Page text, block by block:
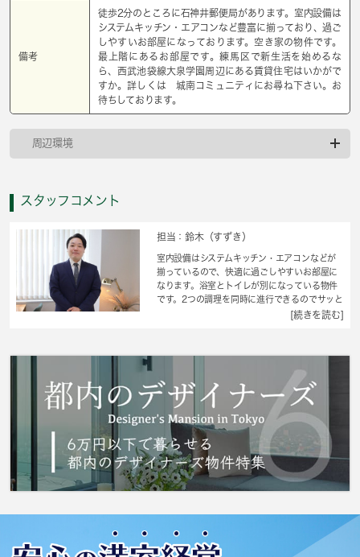
備考
徒歩2分のところに石神井郵便局があります。室内設備は
システムキッチン・エアコンなど豊富に揃っており、過ご
しやすいお部屋になっております。空き家の物件です。
最上階にあるお部屋です。練馬区で新生活を始めるな
ら、西武池袋線大泉学園周辺にある賃貸住宅はいかがで
すか。詳しくは 城南コミュニティにお尋ね下さい。お
待ちしております。
周辺環境
スタッフコメント
担当：鈴木（すずき）
室内設備はシステムキッチン・エアコンなどが
揃っているので、快適に過ごしやすいお部屋に
なります。浴室とトイレが別になっている物件
です。2つの調理を同時に進行できるのでサッと
料理したい人におすすめな、2口コンロを設置
付いています。当社では西武池袋線大泉学園周
っ越しを検討しているなら、お気軽にご連絡く
ださい。
[続きを読む]